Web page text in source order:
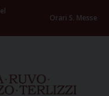
Orari S. Messe